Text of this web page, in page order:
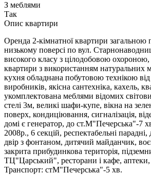
З меблями
Так
Опис квартири
Оренда 2-кімнатної квартири
низькому поверсі по вул.
високого класу з цілодобовою
квартири з використанням натуральних
кухня обладнана побутовою технікою від
виробників, якісна сантехніка, кахель,
укомплектована меблями відомих
стелі 3м, великі шафи-купе, вікна на
поверх, кондиціювання, сигналізація,
домі є генератор, до ст.М"Печерська"-7
2008р., 6 секцій, респектабельні
двір з фонтаном, дитячий майданчик,
закрита прибудинкова територія,
ТЦ"Царський", ресторани і кафе,
Транспорт: стМ"Печерська"-5 хв.